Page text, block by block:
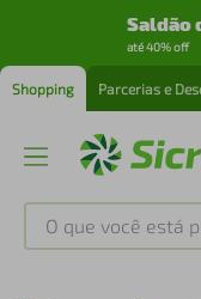
Saldão
até 40% off
Shopping Parcerias e
O que você está